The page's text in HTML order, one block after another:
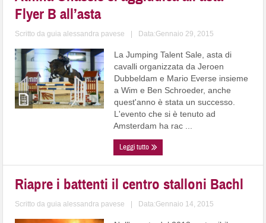
Flyer B all’asta
Scritto daguia alessandra pavese Data:Gennaio 29, 2015
La Jumping Talent Sale, asta di
cavalli organizzata da Jeroen
Dubbeldam e Mario Everse insieme
a Wim e Ben Schroeder, anche
quest'anno è stata un successo.
L'evento che si è tenuto ad
Amsterdam ha rac ...
Leggi tutto
Riapre i battenti il centro stalloni Bachl
Scritto daguia alessandra pavese Data:Gennaio 14, 2015